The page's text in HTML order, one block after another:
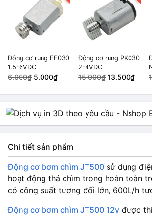
Động cơ rung FF030
1.5-6VDC
6.000₫ 5.000₫
Động cơ rung PK030
2-4VDC
15.000₫ 13.500₫
Chi tiết sản phẩm
Động cơ bơm chìm JT500 sử dụng
hoạt động thả chìm trong hoàn toàn
có công suất tương đối lớn, 600L/h
Động cơ bơm chìm JT500 12v được